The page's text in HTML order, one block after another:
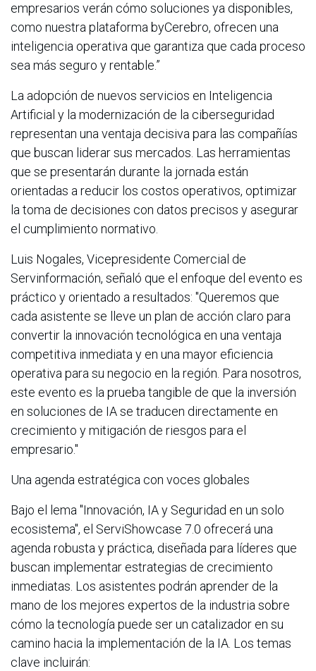
empresarios verán cómo soluciones ya disponibles,
como nuestra plataforma byCerebro, ofrecen una
inteligencia operativa que garantiza que cada proceso
sea más seguro y rentable.”
La adopción de nuevos servicios en Inteligencia
Artificial y la modernización de la ciberseguridad
representan una ventaja decisiva para las compañías
que buscan liderar sus mercados. Las herramientas
que se presentarán durante la jornada están
orientadas a reducir los costos operativos, optimizar
la toma de decisiones con datos precisos y asegurar
el cumplimiento normativo.
Luis Nogales, Vicepresidente Comercial de
Servinformación, señaló que el enfoque del evento es
práctico y orientado a resultados: "Queremos que
cada asistente se lleve un plan de acción claro para
convertir la innovación tecnológica en una ventaja
competitiva inmediata y en una mayor eficiencia
operativa para su negocio en la región. Para nosotros,
este evento es la prueba tangible de que la inversión
en soluciones de IA se traducen directamente en
crecimiento y mitigación de riesgos para el
empresario."
Una agenda estratégica con voces globales
Bajo el lema "Innovación, IA y Seguridad en un solo
ecosistema", el ServiShowcase 7.0 ofrecerá una
agenda robusta y práctica, diseñada para líderes que
buscan implementar estrategias de crecimiento
inmediatas. Los asistentes podrán aprender de la
mano de los mejores expertos de la industria sobre
cómo la tecnología puede ser un catalizador en su
camino hacia la implementación de la IA. Los temas
clave incluirán: